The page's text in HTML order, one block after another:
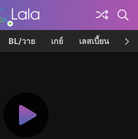
BL/วาย เกย์ เลสเบี้ยน เค